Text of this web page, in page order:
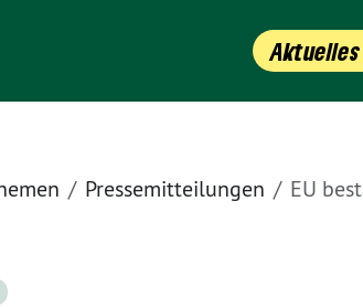
Pressemitteilungen EU bestätigt GRÜNE